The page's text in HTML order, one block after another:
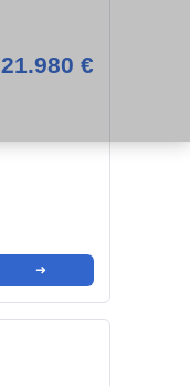
21.980 €
➜